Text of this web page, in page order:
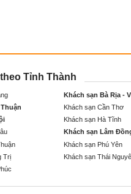
Tỉnh Thành
Khách sạn Bà Rịa -
Khách sạn Cần Thơ
Khách sạn Hà Tĩnh
Khách sạn Lâm
Khách sạn Phú Yên
Trị
Khách sạn Thái